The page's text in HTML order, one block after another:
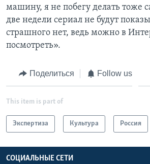
машину, я не побегу делать тоже
две недели сериал не будут
страшного нет, ведь можно в
посмотреть».
Поделиться Follow us
This item is part of
Экспертиза Культура Россия
СОЦИАЛЬНЫЕ СЕТИ